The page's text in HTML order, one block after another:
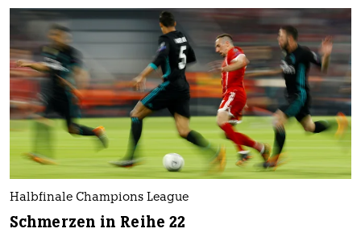
Halbfinale Champions League
Schmerzen in Reihe 22